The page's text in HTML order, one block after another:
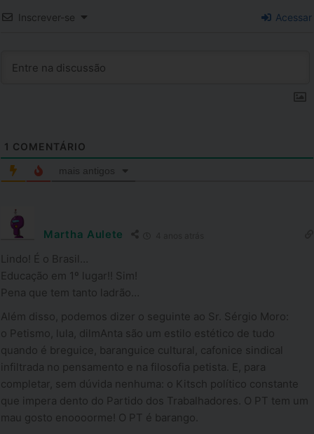
Inscrever-se Acessar
1 COMENTÁRIO
mais antigos
Martha Aulete
Lindo! É o Brasil…
Educação em 1º lugar!! Sim!
Pena que tem tanto ladrão…
Além disso, podemos dizer o seguinte ao Sr. Sérgio Moro:
o Petismo, lula, dilmAnta são um estilo estético de tudo
quando é breguice, baranguice cultural, cafonice sindical
infiltrada no pensamento e na filosofia petista. E, para
completar, sem dúvida nenhuma: o Kitsch político constante
que impera dento do Partido dos Trabalhadores. O PT tem um
mau gosto enoooorme! O PT é barango.